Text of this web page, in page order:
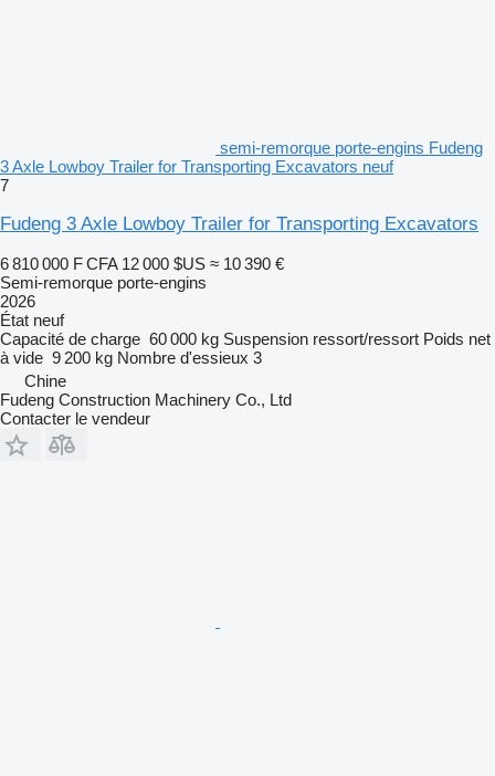
semi-remorque porte-engins Fudeng
3 Axle Lowboy Trailer for Transporting Excavators neuf
7
Fudeng 3 Axle Lowboy Trailer for Transporting Excavators
6 810 000 F CFA 12 000 $US ≈ 10 390 €
Semi-remorque porte-engins
2026
État neuf
Capacité de charge 60 000 kg Suspension ressort/ressort Poids net
à vide 9 200 kg Nombre d'essieux 3
Chine
Fudeng Construction Machinery Co., Ltd
Contacter le vendeur